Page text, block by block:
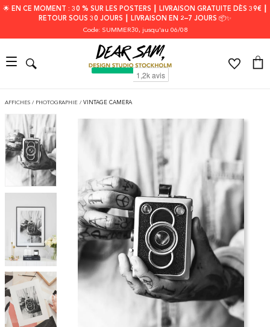
🌟 EN CE MOMENT : 30 % SUR LES POSTERS ┃ LIVRAISON GRATUITE DÈS 39€ ┃
RETOUR SOUS 30 JOURS ┃ LIVRAISON EN 2–7 JOURS 📦✨
Code: SUMMER30, jusqu'au 06/08
AFFICHES / PHOTOGRAPHIE / VINTAGE CAMERA